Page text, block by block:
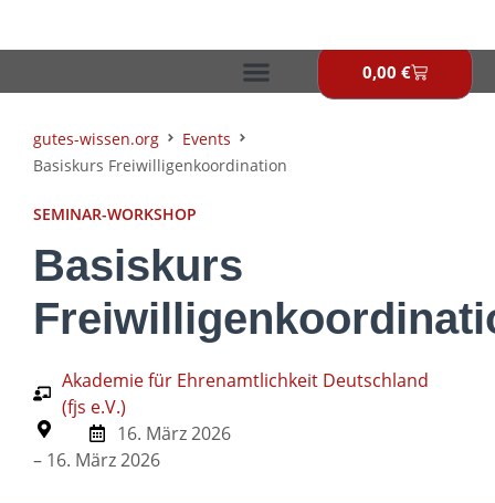
0,00 €
gutes-wissen.org
Events
Basiskurs Freiwilligenkoordination
SEMINAR-WORKSHOP
Basiskurs
Akademie für Ehrenamtlichkeit Deutschland
(fjs e.V.)
16. März 2026
– 16. März 2026